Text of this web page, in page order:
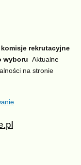
rekrutacyjne
wyboru Aktualne
na stronie